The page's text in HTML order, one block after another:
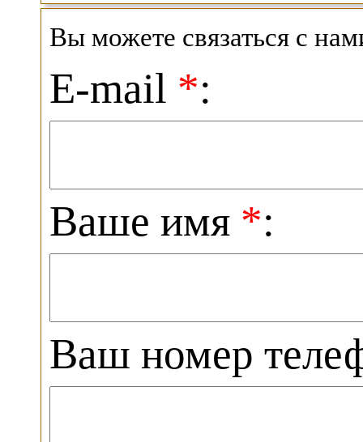
Вы можете связаться с
E-mail *:
Ваше имя *:
Ваш номер